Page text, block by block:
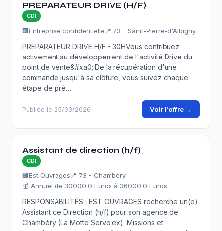
PREPARATEUR DRIVE (H/F)
CDI
🏢Entreprise confidentielle 📍 73 - Saint-Pierre-d'Albigny
PREPARATEUR DRIVE H/F - 30HVous contribuez
activement au développement de l'activité Drive du
point de vente&#xa0;:De la récupération d'une
commande jusqu'à sa clôture, vous suivez chaque
étape de pré…
Publiée le 25/03/2026 Voir l'offre →
Assistant de direction (h/f)
CDI
🏢Est Ouvrages 📍 73 - Chambéry
💰 Annuel de 30000.0 Euros à 36000.0 Euros
RESPONSABILITÉS : EST OUVRAGES recherche un(e)
Assistant de Direction (h/f) pour son agence de
Chambéry (La Motte Servolex). Missions et